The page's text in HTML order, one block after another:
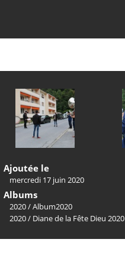
Ajoutée le
mercredi 17 juin 2020
Albums
2020/Album2020
2020/ Diane de la Fête Dieu 2020